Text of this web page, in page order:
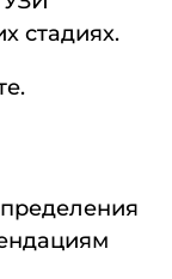
стадиях.